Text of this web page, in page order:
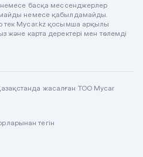
басқа мессенджерлер
немесе қабылдамайды.
Mycar.kz қосымша арқылы
карта деректері мен төлемді
жасалған ТОО Mycar
тегін